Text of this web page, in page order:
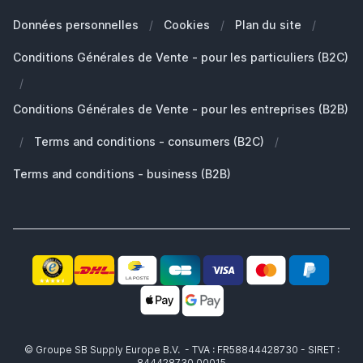
Clients Professionals (B2B)
Pas satisfait? Le produit vous est remboursé!
Travailler chez SB Supply
Mon compte
Données personnelles / Cookies / Plan du site /
Conditions Générales de Vente - pour les particuliers (B2C)
/
Conditions Générales de Vente - pour les entreprises (B2B)
/ Terms and conditions - consumers (B2C) /
Terms and conditions - business (B2B)
© Groupe SB Supply Europe B.V. - TVA : FR58844428730 - SIRET :